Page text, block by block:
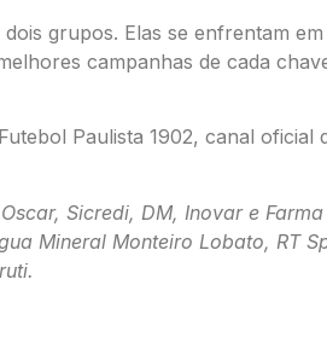
grupos. Elas se enfrentam
campanhas de cada
Paulista 1902, canal oficial
Sicredi, DM, Inovar e
Mineral Monteiro Lobato, RT